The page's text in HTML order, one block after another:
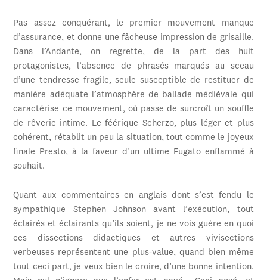
Pas assez conquérant, le premier mouvement manque
d’assurance, et donne une fâcheuse impression de grisaille.
Dans l’Andante, on regrette, de la part des huit
protagonistes, l’absence de phrasés marqués au sceau
d’une tendresse fragile, seule susceptible de restituer de
manière adéquate l’atmosphère de ballade médiévale qui
caractérise ce mouvement, où passe de surcroît un souffle
de rêverie intime. Le féérique Scherzo, plus léger et plus
cohérent, rétablit un peu la situation, tout comme le joyeux
finale Presto, à la faveur d’un ultime Fugato enflammé à
souhait.
Quant aux commentaires en anglais dont s’est fendu le
sympathique Stephen Johnson avant l’exécution, tout
éclairés et éclairants qu’ils soient, je ne vois guère en quoi
ces dissections didactiques et autres vivisections
verbeuses représentent une plus-value, quand bien même
tout ceci part, je veux bien le croire, d’une bonne intention.